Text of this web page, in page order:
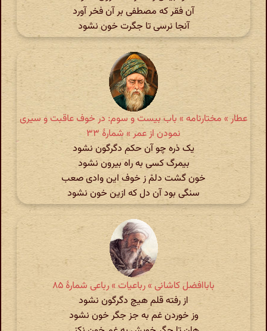
آن فقر که مصطفی بر آن فخر آورد
آنجا نرسی تا جگرت خون نشود
عطار » مختارنامه » باب بیست و سوم: در خوف عاقبت و سیری
نمودن از عمر » شمارهٔ ۳۳
یک ذره چو آن حکم دگرگون نشود
بیمرگ کسی به راه بیرون نشود
خون گشت دلمْ ز خوف این وادی صعب
سنگی بود آن دل که ازین خون نشود
باباافضل کاشانی » رباعیات » رباعی شمارهٔ ۸۵
از رفته قلم هیچ دگرگون نشود
وز خوردن غم به جز جگر خون نشود